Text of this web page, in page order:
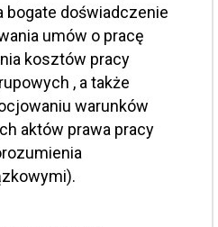
bogate doświadczenie
umów o pracę
kosztów pracy
, a także
warunków
aktów prawa pracy